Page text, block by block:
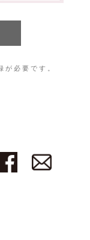
が必要です。